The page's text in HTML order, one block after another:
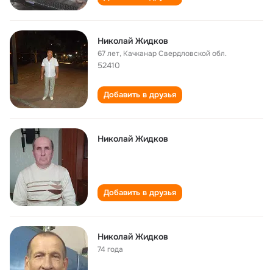
Николай Жидков
67 лет, Качканар Свердловской обл.
52410
Добавить в друзья
Николай Жидков
Добавить в друзья
Николай Жидков
74 года